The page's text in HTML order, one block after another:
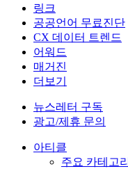
링크
공공언어 무료진단
CX 데이터 트렌드
어워드
매거진
더보기
뉴스레터 구독
광고/제휴 문의
아티클
주요 카테고리